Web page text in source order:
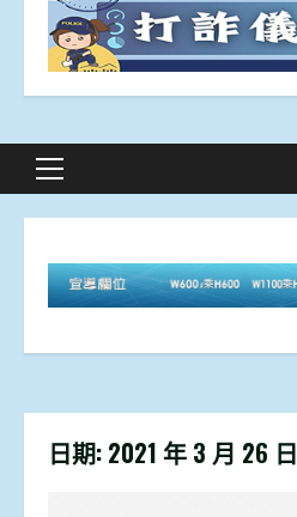
Primary
日期: 2021 年 3 月 26 日